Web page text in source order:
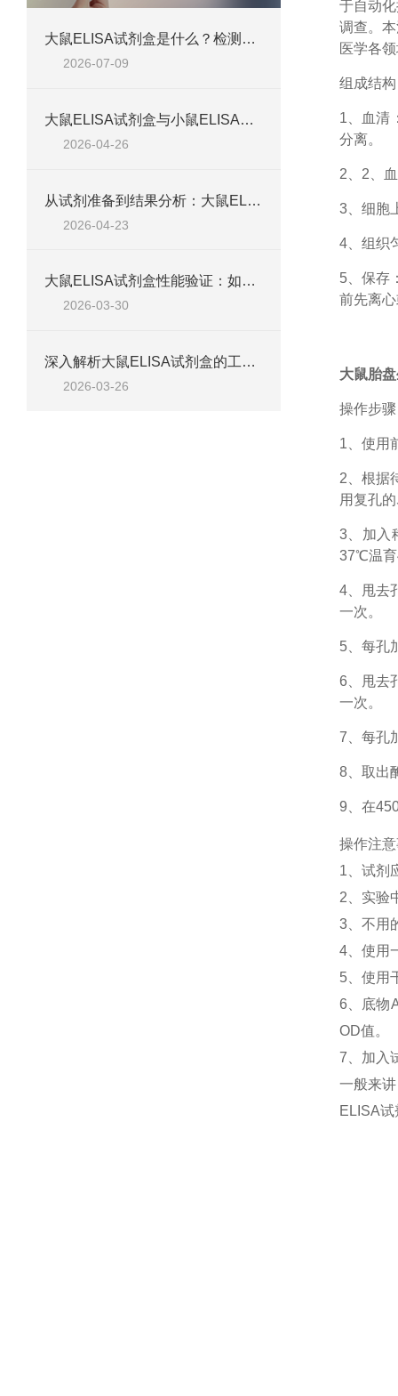
大鼠ELISA试剂盒是什么？检测原理、试剂盒组成与适用样本类型全解析
2026-07-09
大鼠ELISA试剂盒与小鼠ELISA试剂盒对比：检测差异、适用物种及实验场景差异化分析
2026-04-26
从试剂准备到结果分析：大鼠ELISA试剂盒操作技巧、浓度校准及实验高效完成全攻略
2026-04-23
大鼠ELISA试剂盒性能验证：如何通过检测范围、精密度、回收率等指标评估准确性
2026-03-30
深入解析大鼠ELISA试剂盒的工作原理、类型与核心试剂
2026-03-26
于自动
调查。
医学各
组成结构
1、
血清
分离。
2、 2、
3、细胞
4、组织
5、保存
前先离
大鼠胎
操作步
1、 使用
2、根据
用复孔
3、加入
37℃温育
4、甩去
一次。
5、每孔
6、甩去
一次。
7、每孔
8、取出
9、在
操作注
1、 试剂
2、 实验
3、 不用
4、 使用
5、 使用
6、
底物
OD值。
7、加入
一般来
ELISA